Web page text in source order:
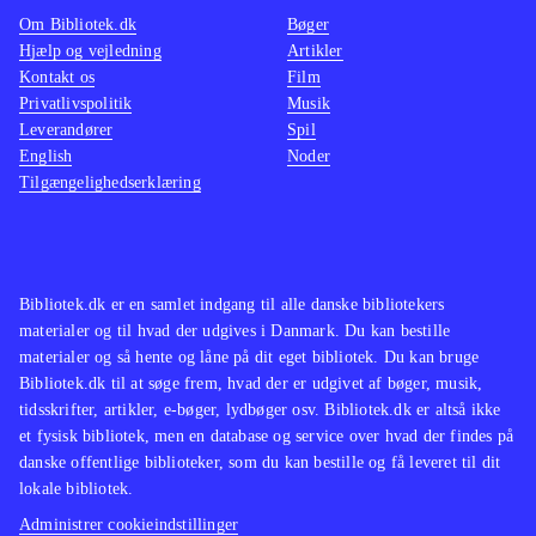
The walking dead (Sæson 2, Xbox
One) og Back to the future - the
game (Playstation 4)
Det er Telltale
Games, der står bag og de har
tidligere fået ros for kapitelopdelte
adventures som The wolf among us
4).
Bibliotek.dk er en samlet indgang til alle danske bibliotekers
materialer og til hvad der udgives i Danmark. Du kan bestille
materialer og så hente og låne på dit eget bibliotek. Du kan bruge
Bibliotek.dk til at søge frem, hvad der er udgivet af bøger, musik,
tidsskrifter, artikler, e-bøger, lydbøger osv. Bibliotek.dk er altså ikke
et fysisk bibliotek, men en database og service over hvad der findes på
danske offentlige biblioteker, som du kan bestille og få leveret til dit
lokale bibliotek.
Administrer cookieindstillinger
Om Bibliotek.dk
Hjælp og vejledning
Kontakt os
Privatlivspolitik
Leverandører
English
Tilgængelighedserklæring
Bøger
Artikler
Film
Musik
Spil
Noder